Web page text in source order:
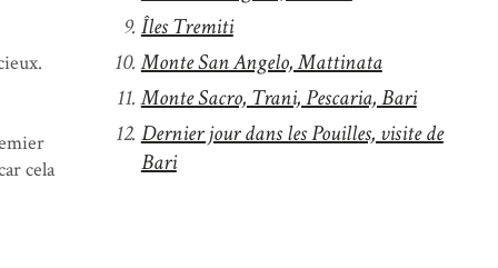
cela
Îles Tremiti
Monte San Angelo, Mattinata
Monte Sacro, Trani, Pescaria, Bari
Dernier jour dans les Pouilles, visite de
Bari